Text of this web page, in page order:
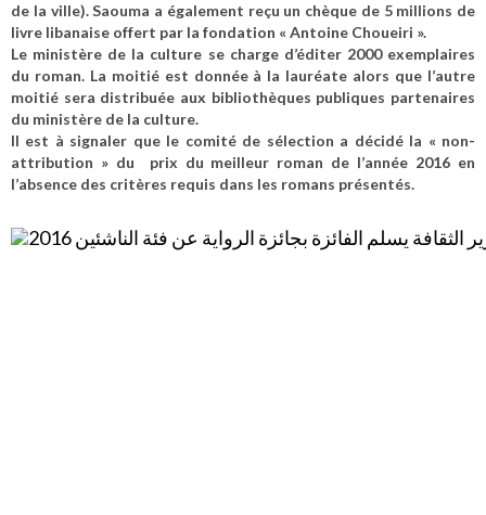
de la ville). Saouma a également reçu un chèque de 5 millions de
livre libanaise offert par la fondation « Antoine Choueiri ».
Le ministère de la culture se charge d’éditer 2000 exemplaires
du roman. La moitié est donnée à la lauréate alors que l’autre
moitié sera distribuée aux bibliothèques publiques partenaires
du ministère de la culture.
Il est à signaler que le comité de sélection a décidé la « non-
attribution » du prix du meilleur roman de l’année 2016 en
l’absence des critères requis dans les romans présentés.